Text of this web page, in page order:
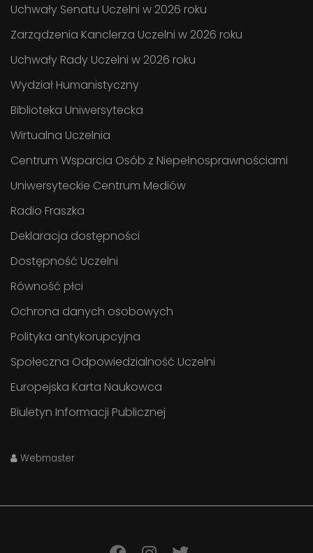
Uchwały Senatu Uczelni w 2026 roku
Zarządzenia Kanclerza Uczelni w 2026 roku
Uchwały Rady Uczelni w 2026 roku
Wydział Humanistyczny
Biblioteka Uniwersytecka
Wirtualna Uczelnia
Centrum Wsparcia Osób z Niepełnosprawnościami
Uniwersyteckie Centrum Mediów
Radio Fraszka
Deklaracja dostępności
Dostępność Uczelni
Równość płci
Ochrona danych osobowych
Polityka antykorupcyjna
Społeczna Odpowiedzialność Uczelni
Europejska Karta Naukowca
Biuletyn Informacji Publicznej
Webmaster